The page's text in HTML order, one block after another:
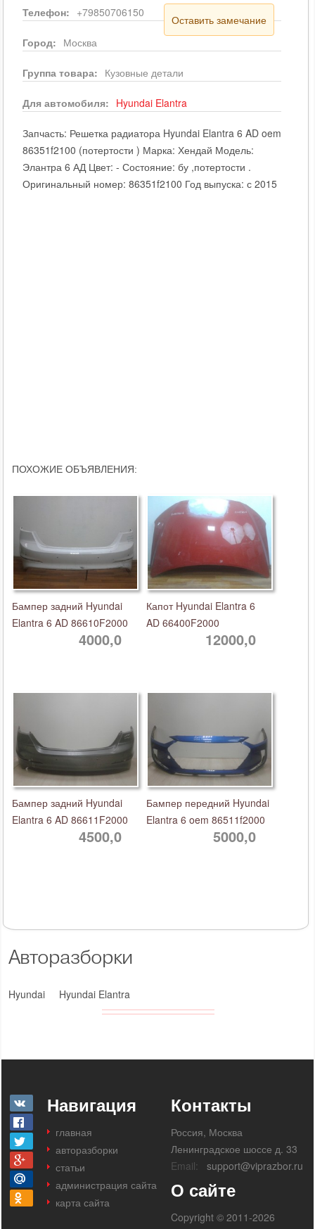
Авторазборки
Hyundai Hyundai Elantra
Телефон: +79850706150
Оставить замечание
Город: Москва
Группа товара: Кузовные детали
Для автомобиля: Hyundai Elantra
Запчасть: Решетка радиатора Hyundai Elantra 6 AD oem
86351f2100 (потертости ) Марка: Хендай Модель:
Элантра 6 АД Цвет: - Состояние: бу ,потертости .
Оригинальный номер: 86351f2100 Год выпуска: с 2015
ПОХОЖИЕ ОБЪЯВЛЕНИЯ:
Бампер задний Hyundai
Elantra 6 AD 86610F2000
4000,0
Капот Hyundai Elantra 6
AD 66400F2000
12000,0
Бампер задний Hyundai
Elantra 6 AD 86611F2000
4500,0
Бампер передний Hyundai
Elantra 6 oem 86511f2000
5000,0
Навигация
главная
авторазборки
статьи
администрация сайта
карта сайта
Контакты
Россия, Москва
Ленинградское шоссе д. 33
Email:
support@viprazbor.ru
О сайте
Copyright © 2011-2026